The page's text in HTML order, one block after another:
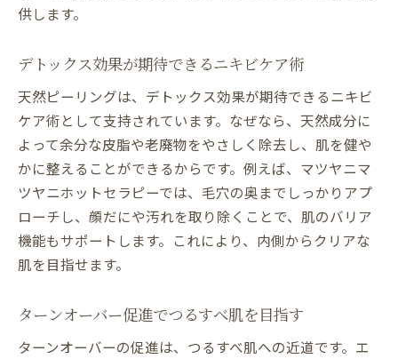
供します。
デトックス効果が期待できるニキビケア術
天然ピーリングは、デトックス効果が期待できるニキビ
ケア術として支持されています。なぜなら、天然成分に
よって余分な皮脂や老廃物をやさしく除去し、肌を健や
かに整えることができるからです。例えば、マツヤニマ
ツヤニホットセラピーでは、毛穴の奥までしっかりアプ
ローチし、顔だにや汚れを取り除くことで、肌のバリア
機能もサポートします。これにより、内側からクリアな
肌を目指せます。
ターンオーバー促進でつるすべ肌を目指す
ターンオーバーの促進は、つるすべ肌への近道です。エ